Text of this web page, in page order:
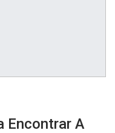
Encontrar A